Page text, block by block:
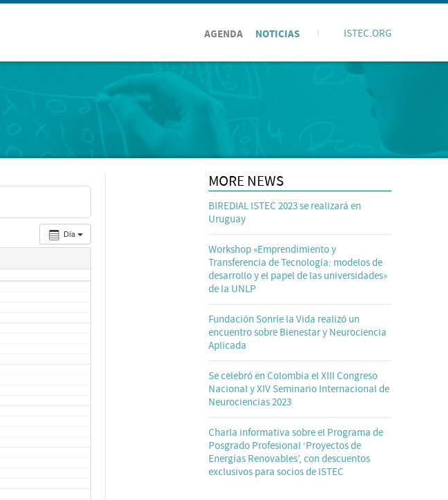
AGENDA NOTICIAS ISTEC.ORG
Día
MORE NEWS
BIREDIAL ISTEC 2023 se realizará en
Uruguay
Workshop «Emprendimiento y
Transferencia de Tecnología: modelos de
desarrollo y el papel de las universidades»
de la UNLP
Fundación Sonríe la Vida realizó un
encuentro sobre Bienestar y Neurociencia
Aplicada
Se celebró en Colombia el XIII Congreso
Nacional y XIV Seminario Internacional de
Neurociencias 2023
Charla informativa sobre el Programa de
Posgrado Profesional ‘Proyectos de
Energías Renovables’, con descuentos
exclusivos para socios de ISTEC